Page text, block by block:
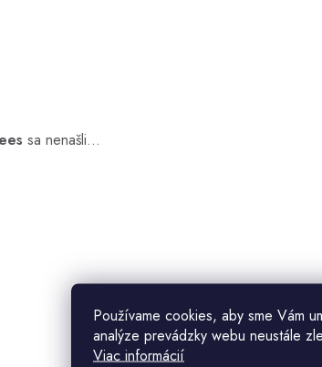
Používame cookies, aby sme Vám
analýze prevádzky webu neustále
Viac informácií
sa nenašli...